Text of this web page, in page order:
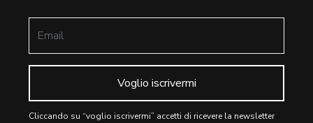
Voglio iscrivermi
Cliccando su “voglio iscrivermi” accetti di ricevere la newsletter